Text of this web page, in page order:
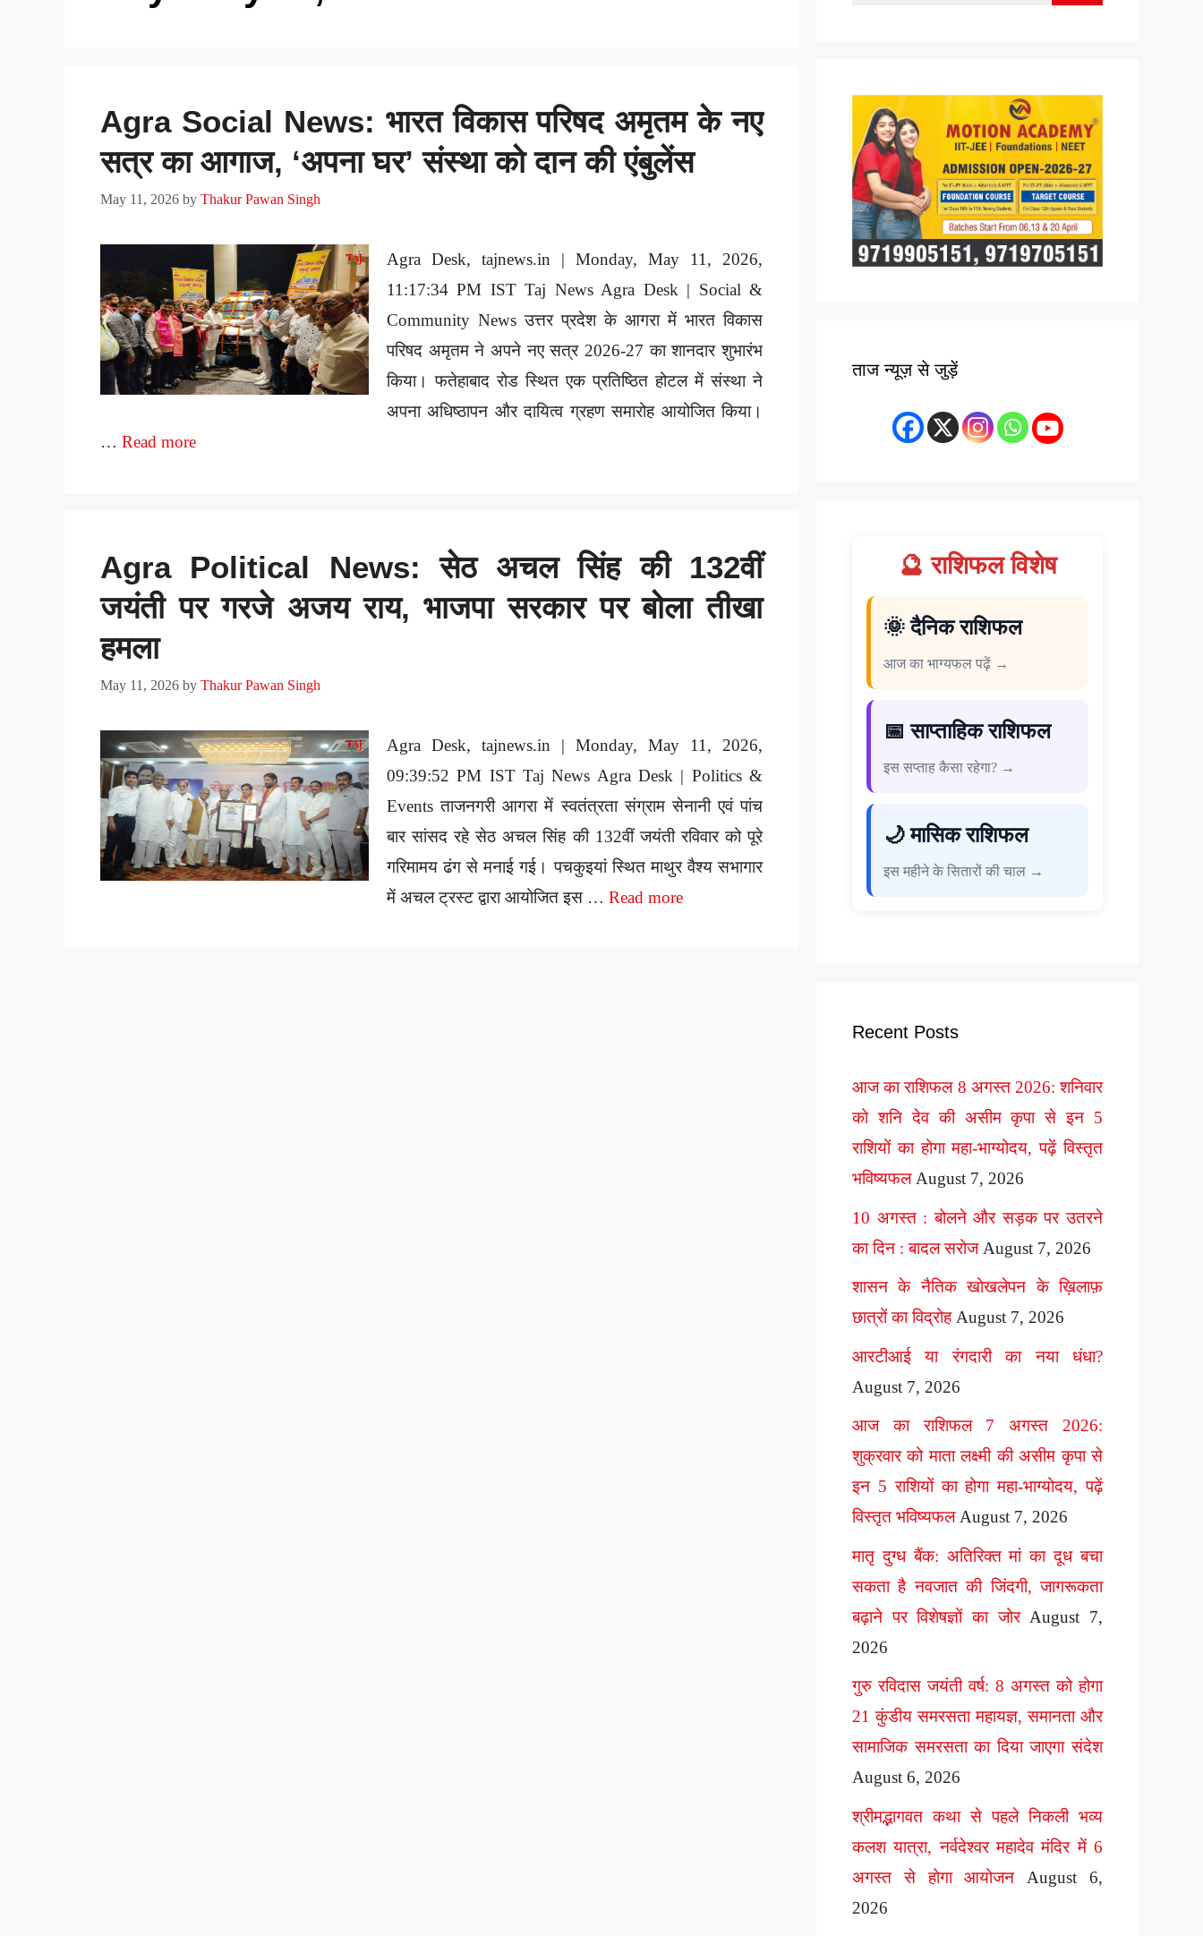
Agra Social News: भारत विकास परिषद अमृतम के नए
सत्र का आगाज, ‘अपना घर’ संस्था को दान की एंबुलेंस
May 11, 2026 by Thakur Pawan Singh
Agra Desk, tajnews.in | Monday, May 11, 2026,
11:17:34 PM IST Taj News Agra Desk | Social &
Community News उत्तर प्रदेश के आगरा में भारत विकास
परिषद अमृतम ने अपने नए सत्र 2026-27 का शानदार शुभारंभ
किया। फतेहाबाद रोड स्थित एक प्रतिष्ठित होटल में संस्था ने
अपना अधिष्ठापन और दायित्व ग्रहण समारोह आयोजित किया।
… Read more
Agra Political News: सेठ अचल सिंह की 132वीं
जयंती पर गरजे अजय राय, भाजपा सरकार पर बोला तीखा
हमला
May 11, 2026 by Thakur Pawan Singh
Agra Desk, tajnews.in | Monday, May 11, 2026,
09:39:52 PM IST Taj News Agra Desk | Politics &
Events ताजनगरी आगरा में स्वतंत्रता संग्राम सेनानी एवं पांच
बार सांसद रहे सेठ अचल सिंह की 132वीं जयंती रविवार को पूरे
गरिमामय ढंग से मनाई गई। पचकुइयां स्थित माथुर वैश्य सभागार
में अचल ट्रस्ट द्वारा आयोजित इस … Read more
ताज न्यूज़ से जुड़ें
🔮 राशिफल विशेष
🌞 दैनिक राशिफल
आज का भाग्यफल पढ़ें →
📅 साप्ताहिक राशिफल
इस सप्ताह कैसा रहेगा? →
🌙 मासिक राशिफल
इस महीने के सितारों की चाल →
Recent Posts
आज का राशिफल 8 अगस्त 2026: शनिवार
को शनि देव की असीम कृपा से इन 5
राशियों का होगा महा-भाग्योदय, पढ़ें विस्तृत
भविष्यफल August 7, 2026
10 अगस्त : बोलने और सड़क पर उतरने
का दिन : बादल सरोज August 7, 2026
शासन के नैतिक खोखलेपन के ख़िलाफ़
छात्रों का विद्रोह August 7, 2026
आरटीआई या रंगदारी का नया धंधा?
August 7, 2026
आज का राशिफल 7 अगस्त 2026:
शुक्रवार को माता लक्ष्मी की असीम कृपा से
इन 5 राशियों का होगा महा-भाग्योदय, पढ़ें
विस्तृत भविष्यफल August 7, 2026
मातृ दुग्ध बैंक: अतिरिक्त मां का दूध बचा
सकता है नवजात की जिंदगी, जागरूकता
बढ़ाने पर विशेषज्ञों का जोर August 7,
2026
गुरु रविदास जयंती वर्ष: 8 अगस्त को होगा
21 कुंडीय समरसता महायज्ञ, समानता और
सामाजिक समरसता का दिया जाएगा संदेश
August 6, 2026
श्रीमद्भागवत कथा से पहले निकली भव्य
कलश यात्रा, नर्वदेश्वर महादेव मंदिर में 6
अगस्त से होगा आयोजन
August 6,
2026